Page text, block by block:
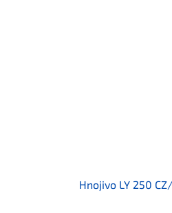
Hnojivo LY 250